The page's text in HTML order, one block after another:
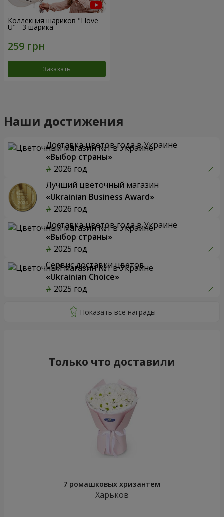
Коллекция шариков "I love
U" - 3 шарика
Заказать
Наши достижения
Доставка цветов года в Украине
«Выбор страны»
2026 год
Лучший цветочный магазин
«Ukrainian Business Award»
2026 год
Доставка цветов года в Украине
«Выбор страны»
2025 год
Сервис доставки цветов
«Ukrainian Choice»
2025 год
Только что доставили
7 ромашковых хризантем
Харьков